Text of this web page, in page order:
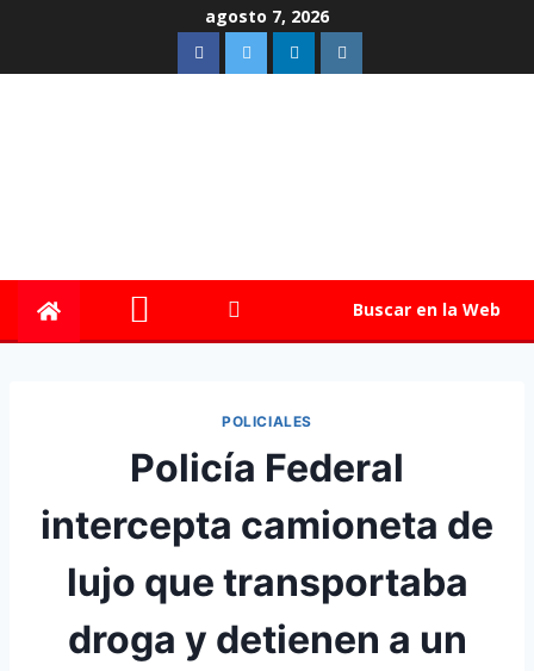
agosto 7, 2026
Buscar en la Web
POLICIALES
Policía Federal
intercepta camioneta de
lujo que transportaba
droga y detienen a un